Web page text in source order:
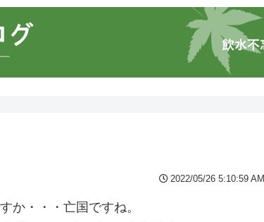
2022/05/26 5:10:59 AM
か・・・亡国ですね。